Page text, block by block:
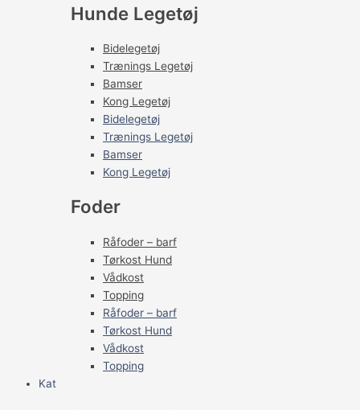
Hunde Legetøj
Bidelegetøj
Trænings Legetøj
Bamser
Kong Legetøj
Bidelegetøj
Trænings Legetøj
Bamser
Kong Legetøj
Foder
Råfoder – barf
Tørkost Hund
Vådkost
Topping
Råfoder – barf
Tørkost Hund
Vådkost
Topping
Kat